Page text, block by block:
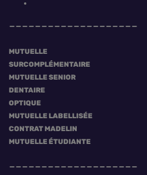
MUTUELLE
SURCOMPLÉMENTAIRE
MUTUELLE SENIOR
DENTAIRE
OPTIQUE
MUTUELLE LABELLISÉE
CONTRAT MADELIN
MUTUELLE ÉTUDIANTE